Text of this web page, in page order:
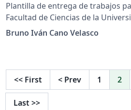
Plantilla de entrega de trabajos
Facultad de Ciencias de la
Autónoma de México
Bruno Iván Cano Velasco
<< First < Prev 1 2
Last >>